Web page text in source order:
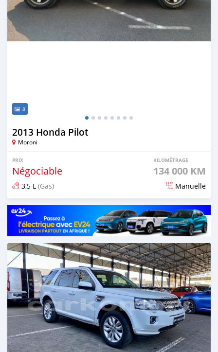
8
2013 Honda Pilot
Moroni
PRIX
Négociable
KILOMÉTRAGE
134 000 KM
3,5 L (Gas) Manuelle
Publié il y a 8 mois